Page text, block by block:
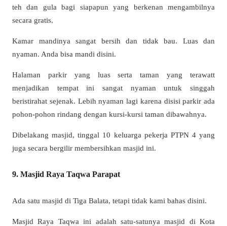
teh dan gula bagi siapapun yang berkenan mengambilnya
secara gratis.
Kamar mandinya sangat bersih dan tidak bau. Luas dan
nyaman. Anda bisa mandi disini.
Halaman parkir yang luas serta taman yang terawatt
menjadikan tempat ini sangat nyaman untuk singgah
beristirahat sejenak. Lebih nyaman lagi karena disisi parkir ada
pohon-pohon rindang dengan kursi-kursi taman dibawahnya.
Dibelakang masjid, tinggal 10 keluarga pekerja PTPN 4 yang
juga secara bergilir membersihkan masjid ini.
9. Masjid Raya Taqwa Parapat
Ada satu masjid di Tiga Balata, tetapi tidak kami bahas disini.
Masjid Raya Taqwa ini adalah satu-satunya masjid di Kota